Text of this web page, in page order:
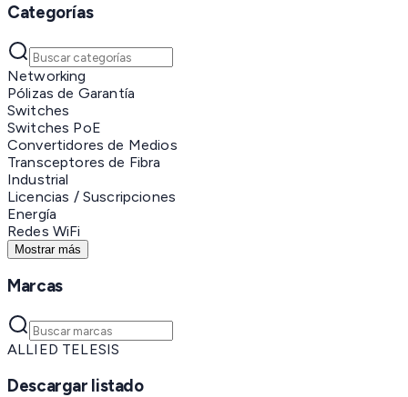
Categorías
Networking
Pólizas de Garantía
Switches
Switches PoE
Convertidores de Medios
Transceptores de Fibra
Industrial
Licencias / Suscripciones
Energía
Redes WiFi
Mostrar más
Marcas
ALLIED TELESIS
Descargar listado